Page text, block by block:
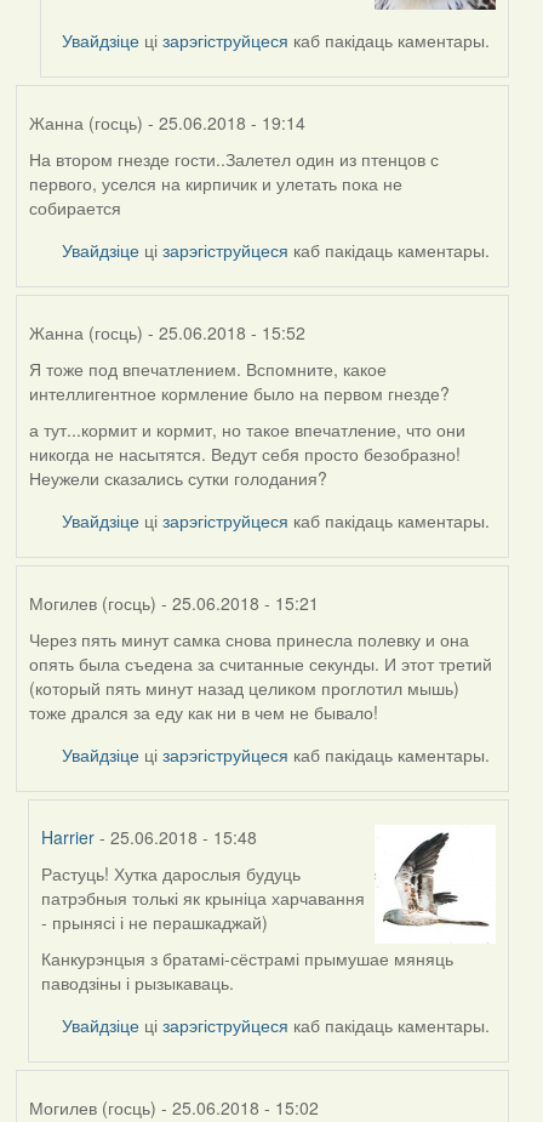
by
Увайдзіце цізарэгіструйцеся каб пакідаць каментары.
Жанна (госць) - 25.06.2018 - 19:14
На втором гнезде гости..Залетел один из птенцов с
первого, уселся на кирпичик и улетать пока не
собирается
Увайдзіце цізарэгіструйцеся каб пакідаць каментары.
Жанна (госць) - 25.06.2018 - 15:52
Я тоже под впечатлением. Вспомните, какое
интеллигентное кормление было на первом гнезде?
а тут...кормит и кормит, но такое впечатление, что они
никогда не насытятся. Ведут себя просто безобразно!
Неужели сказались сутки голодания?
Увайдзіце цізарэгіструйцеся каб пакідаць каментары.
Могилев (госць) - 25.06.2018 - 15:21
Через пять минут самка снова принесла полевку и она
опять была съедена за считанные секунды. И этот третий
(который пять минут назад целиком проглотил мышь)
тоже дрался за еду как ни в чем не бывало!
Увайдзіце цізарэгіструйцеся каб пакідаць каментары.
Harrier - 25.06.2018 - 15:48
In
reply
to
by
Могилев
Растуць! Хутка дарослыя будуць
патрэбныя толькі як крыніца харчавання
- прынясі і не перашкаджай)
Канкурэнцыя з братамі-сёстрамі прымушае мяняць
паводзіны і рызыкаваць.
Увайдзіце цізарэгіструйцеся каб пакідаць каментары.
Могилев (госць) - 25.06.2018 - 15:02